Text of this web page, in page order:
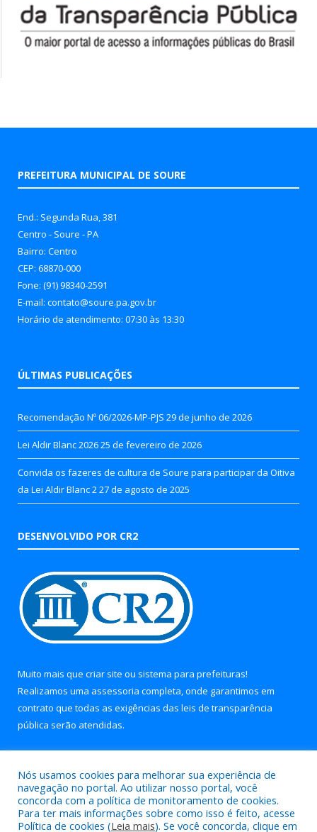
PREFEITURA MUNICIPAL DE SOURE
End.: Segunda Rua, 381
Centro - Soure - PA
Bairro: Centro
CEP: 68870-000
Fone: (91) 98340-2591
E-mail: contato@soure.pa.gov.br
Horário de atendimento: 07:30 às 13:30
ÚLTIMAS PUBLICAÇÕES
Recomendação Nº 06/2026-MP-PJS 29 de junho de 2026
Lei Aldir Blanc 202625 de fevereiro de 2026
Convida os fazeres de cultura de Soure para participar da Oitiva
da Lei Aldir Blanc 227 de agosto de 2025
DESENVOLVIDO POR CR2
Muito mais que criar site ou sistema para prefeituras!
Realizamos uma assessoria completa, onde garantimos em
contrato que todas as exigências das leis de transparência
pública serão atendidas.
Nós usamos cookies para melhorar sua experiência de
navegação no portal. Ao utilizar nosso portal, você
concorda com a política de monitoramento de cookies.
Para ter mais informações sobre como isso é feito, acesse
Política de cookies (Leia mais). Se você concorda, clique em